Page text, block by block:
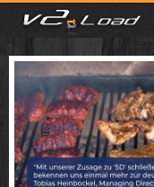
meist gesehen
neuste
kategorien